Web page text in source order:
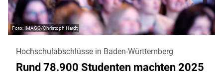
IMAGO/Christoph Hardt
Hochschulabschlüsse in Baden-Württemberg
Rund 78.900 Studenten machten 2025